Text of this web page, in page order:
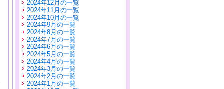
2024年12月の一覧
2024年11月の一覧
2024年10月の一覧
2024年9月の一覧
2024年8月の一覧
2024年7月の一覧
2024年6月の一覧
2024年5月の一覧
2024年4月の一覧
2024年3月の一覧
2024年2月の一覧
2024年1月の一覧